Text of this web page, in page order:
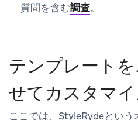
質問を含む調査。
テンプレート
せてカスタマ
ここでは、StyleRydeとい